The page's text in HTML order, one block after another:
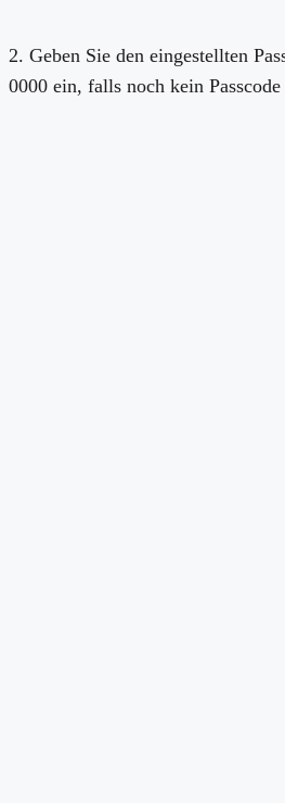
2. Geben Sie den eingestellten
0000 ein, falls noch kein